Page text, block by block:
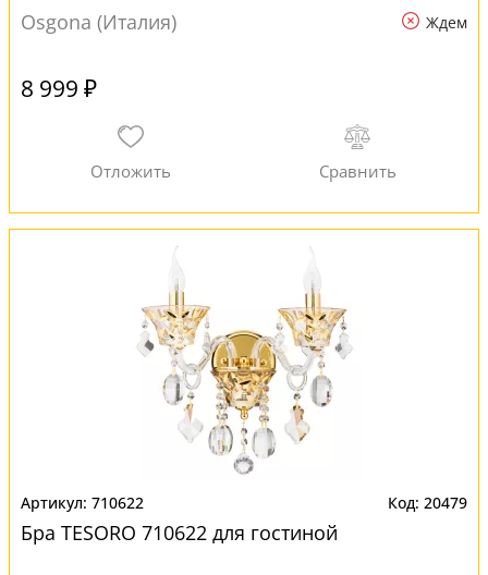
Osgona (Италия) Ждем
8 999 ₽
710622 20479
Бра TESORO 710622 для гостиной